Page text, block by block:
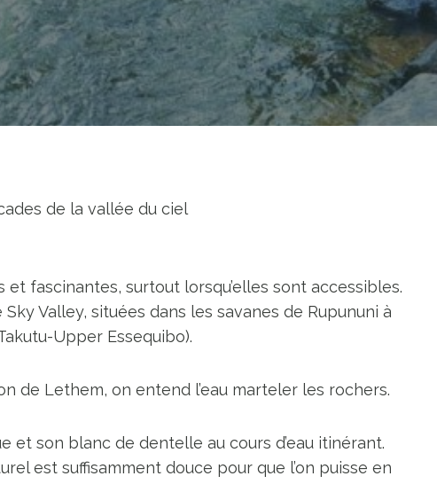
de la vallée du ciel
fascinantes, surtout lorsqu’elles sont accessibles.
Valley, situées dans les savanes de Rupununi à
Upper Essequibo).
de Lethem, on entend l’eau marteler les rochers.
et son blanc de dentelle au cours d’eau itinérant.
est suffisamment douce pour que l’on puisse en